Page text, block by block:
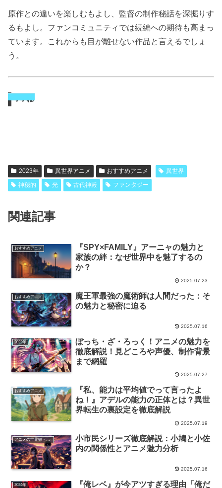
原作との違いを楽しむもよし、監督の制作秘話を深掘りす
るもよし。ファンコミュニティでは続編への期待も高まっ
ています。これからも目が離せない作品と言えるでしょ
う。
いいね:
2023年 異世界アニメ おすすめアニメ
異世界
神秘的
光 古代神殿 ファンタジー
関連記事
おすすめアニメ
『SPY×FAMILY』アーニャの魅力と
家族の絆：なぜ世界中を魅了するの
か？
2025.07.23
おすすめアニメ
魔王軍最強の魔術師は人間だった：そ
の魅力と秘密に迫る
2025.07.16
2022年
ぼっち・ざ・ろっく！アニメの魅力を
徹底解説！見どころや声優、制作背景
まで網羅
2025.07.27
おすすめアニメ
『私、能力は平均値でって言ったよ
ね！』アデルの能力の正体とは？異世
界転生の裏設定を徹底解説
2025.07.19
アニメの世界観・設定解説
小市民シリーズ徹底解説：小鳩と小佐
内の関係性とアニメ魅力分析
2025.07.16
2024年
『俺レベ』が今アツすぎる理由「俺だ